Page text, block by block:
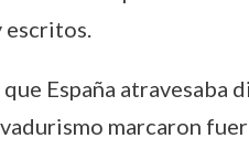
escritos.
España
marcaron